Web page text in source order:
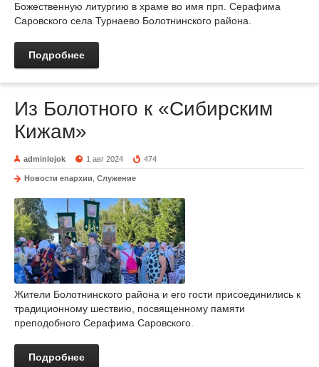
Божественную литургию в храме во имя прп. Серафима
Саровского села Турнаево Болотнинского района.
Подробнее
Из Болотного к «Сибирским
Кижам»
adminlojok 1 авг 2024 474
Новости епархии Служение
Жители Болотнинского района и его гости присоединились к
традиционному шествию, посвященному памяти
преподобного Серафима Саровского.
Подробнее